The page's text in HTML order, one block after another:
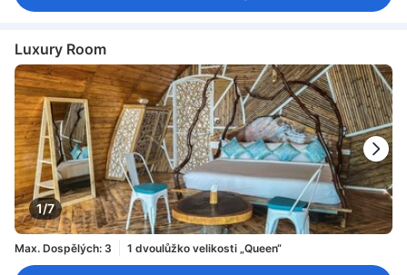
Luxury Room
1/7
Max. Dospělých: 3 1 dvoulůžko velikosti „Queen“